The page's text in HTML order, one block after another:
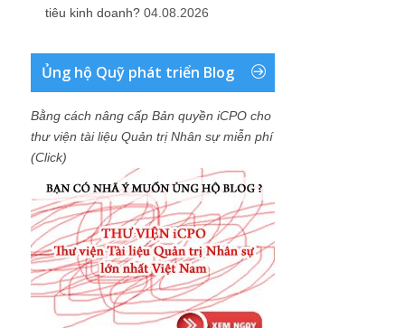
tiêu kinh doanh? 04.08.2026
Ủng hộ Quỹ phát triển Blog
Bằng cách nâng cấp Bản quyền iCPO cho
thư viện tài liệu Quản trị Nhân sự miễn phí
(Click)